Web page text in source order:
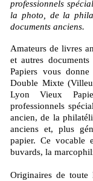
professionnels
la photo, de la
documents anciens.
Amateurs de livres anciens, cartes postales, photos rares, affiches
et autres
Papiers vous
Double Mixte
Lyon Vieux
professionnels
ancien, de la
anciens et, plus
papier. Ce vocable
buvards, la
Originaires de toute